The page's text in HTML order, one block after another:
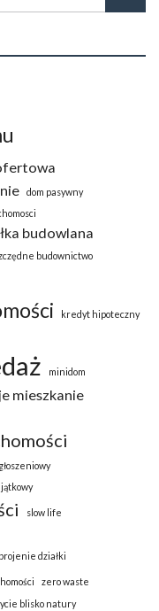
dom pasywny
budowlana
budownictwo
kredyt hipoteczny
minidom
mieszkanie
slow life
działki
zero waste
blisko natury